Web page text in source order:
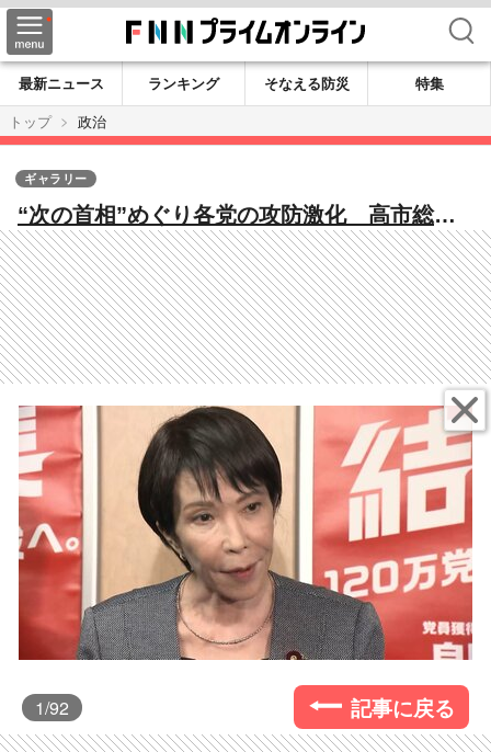
検索
最新ニュース ランキング そなえる防災
特集
トップ
政治
“次の首相”めぐり各党の攻防激化 高市総裁
は“自公決裂”について「皆さんにおわび」
立憲・維新・国民は15日党首会談開催へ
ギャラリー
1/92 記事に戻る